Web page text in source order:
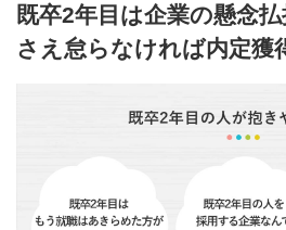
既卒2年目は企業の懸念
さえ怠らなければ内定獲